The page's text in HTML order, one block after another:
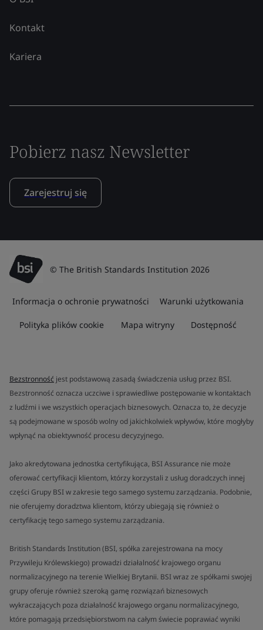
Kontakt
Kariera
Pobierz nasz Newsletter
Zarejestruj się
© The British Standards Institution 2026
Informacja o ochronie prywatności Warunki użytkowania
Polityka plików cookie Mapa witryny Dostępność
Bezstronność jest podstawową zasadą świadczenia usług przez BSI.
Bezstronność oznacza uczciwe i sprawiedliwe postępowanie w kontaktach
z ludźmi i we wszystkich operacjach biznesowych. Oznacza to, że decyzje
są podejmowane w sposób wolny od jakichkolwiek wpływów, które mogłyby
wpłynąć na obiektywność procesu decyzyjnego.
Jako akredytowana jednostka certyfikująca, BSI Assurance nie może
oferować certyfikacji klientom, którzy korzystali z usług doradczych innej
części Grupy BSI w zakresie tego samego systemu zarządzania. Podobnie,
nie oferujemy doradztwa klientom, którzy ubiegają się również o
certyfikację tego samego systemu zarządzania.
British Standards Institution (BSI, spółka zarejestrowana na mocy
Przywileju Królewskiego) prowadzi działalność krajowego organu
normalizacyjnego na terenie Wielkiej Brytanii. BSI wraz ze spółkami swojej
grupy oferuje również szeroką gamę rozwiązań biznesowych
wykraczających poza działalność krajowego organu normalizacyjnego,
które pomagają przedsiębiorstwom na całym świecie poprawiać wyniki